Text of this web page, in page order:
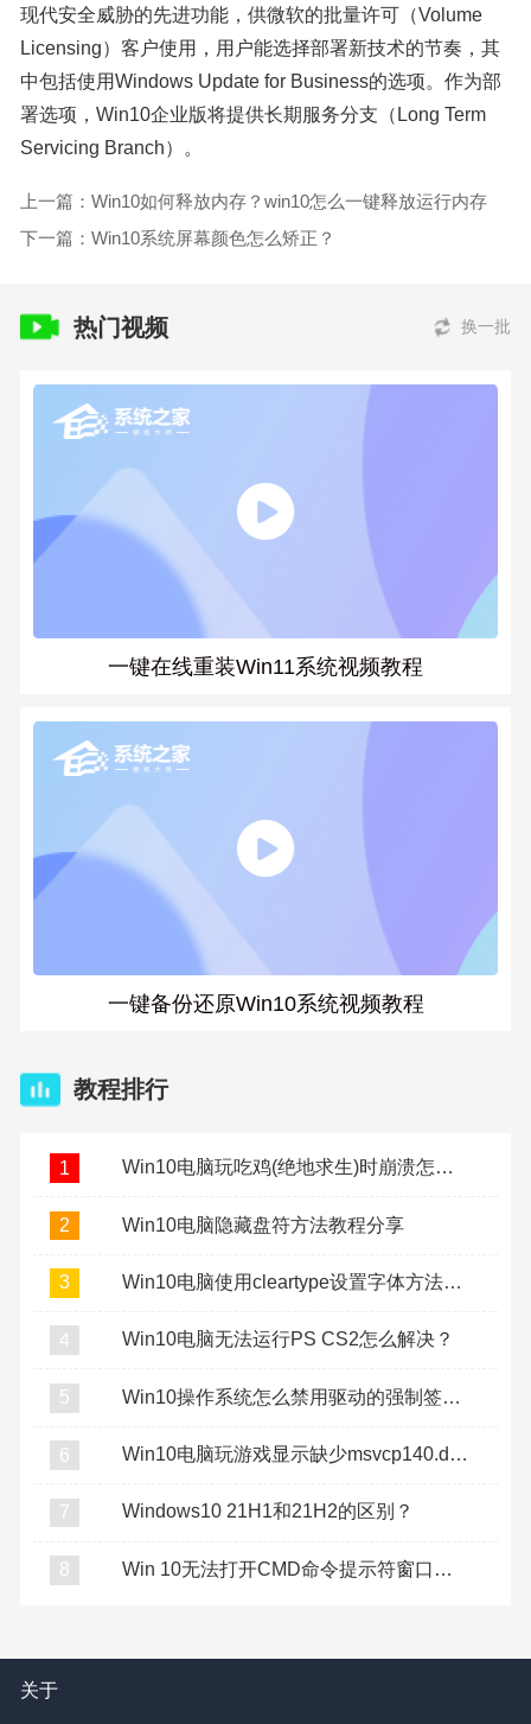
现代安全威胁的先进功能，供微软的批量许可（Volume
Licensing）客户使用，用户能选择部署新技术的节奏，其
中包括使用Windows Update for Business的选项。作为部
署选项，Win10企业版将提供长期服务分支（Long Term
Servicing Branch）。
上一篇：Win10如何释放内存？win10怎么一键释放运行内存
下一篇：Win10系统屏幕颜色怎么矫正？
热门视频 换一批
一键在线重装Win11系统视频教程
一键备份还原Win10系统视频教程
教程排行
1 Win10电脑玩吃鸡(绝地求生)时崩溃怎么办？
2 Win10电脑隐藏盘符方法教程分享
3 Win10电脑使用cleartype设置字体方法教程
4 Win10电脑无法运行PS CS2怎么解决？
5 Win10操作系统怎么禁用驱动的强制签名？
6 Win10电脑玩游戏显示缺少msvcp140.dll怎么办？
7 Windows10 21H1和21H2的区别？
8 Win 10无法打开CMD命令提示符窗口怎么办？
关于